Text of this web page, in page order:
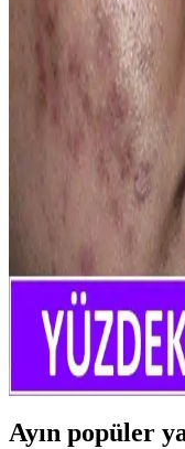
Alerjik reaksiyonlar
tipine göre çözümler ve
sağlığınızı koruyun.
Egzama ve
Yolları ve Tedavi
Egzama ve kırmızı
nedenleri ve tedavi
Yüzdeki Kırmızı
Bakım Yöntemleri
Yüzdeki kırmızı
ve bakım yöntemleriyle
desteklemek mümkün.
Ayın popüler